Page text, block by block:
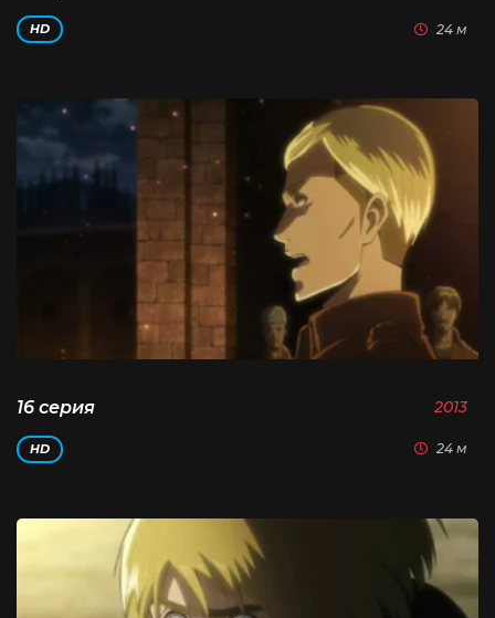
HD 24 м
16 серия 2013
HD 24 м